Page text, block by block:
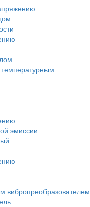
эмиссии
вибропреобразователем